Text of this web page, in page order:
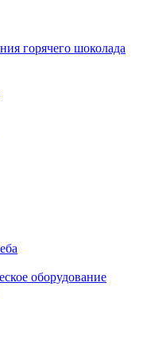
горячего шоколада
оборудование